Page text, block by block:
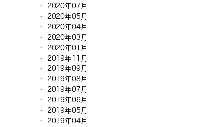
2020年07月
2020年05月
2020年04月
2020年03月
2020年01月
2019年11月
2019年09月
2019年08月
2019年07月
2019年06月
2019年05月
2019年04月